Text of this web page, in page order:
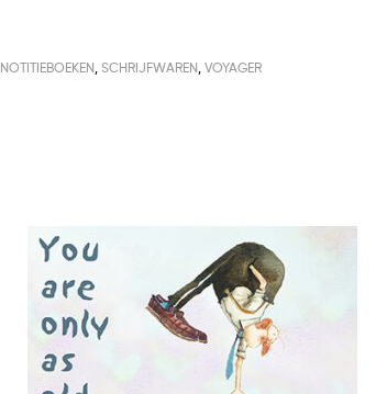
NOTITIEBOEKEN ,SCHRIJFWAREN ,VOYAGER